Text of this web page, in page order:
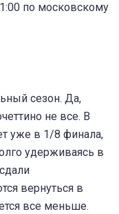
по московскому
сезон. Да,
не все. В
уже в 1/8 финала,
удерживаясь в
вернуться в
все меньше.